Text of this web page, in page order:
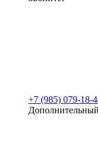
+7 (985) 079-18-